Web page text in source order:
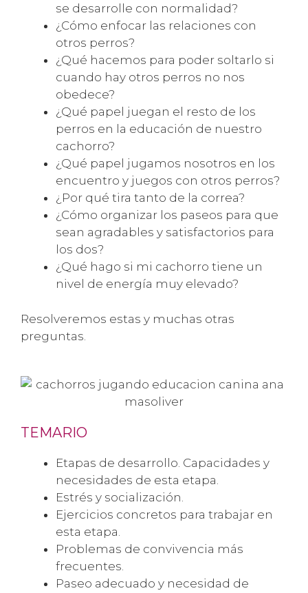
se desarrolle con normalidad?
¿Cómo enfocar las relaciones con
otros perros?
¿Qué hacemos para poder soltarlo si
cuando hay otros perros no nos
obedece?
¿Qué papel juegan el resto de los
perros en la educación de nuestro
cachorro?
¿Qué papel jugamos nosotros en los
encuentro y juegos con otros perros?
¿Por qué tira tanto de la correa?
¿Cómo organizar los paseos para que
sean agradables y satisfactorios para
los dos?
¿Qué hago si mi cachorro tiene un
nivel de energía muy elevado?
Resolveremos estas y muchas otras
preguntas.
TEMARIO
Etapas de desarrollo. Capacidades y
necesidades de esta etapa.
Estrés y socialización.
Ejercicios concretos para trabajar en
esta etapa.
Problemas de convivencia más
frecuentes.
Paseo adecuado y necesidad de